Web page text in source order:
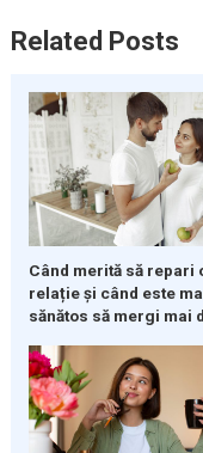
Related Posts
Când merită să repari
relație și când este
sănătos să mergi mai